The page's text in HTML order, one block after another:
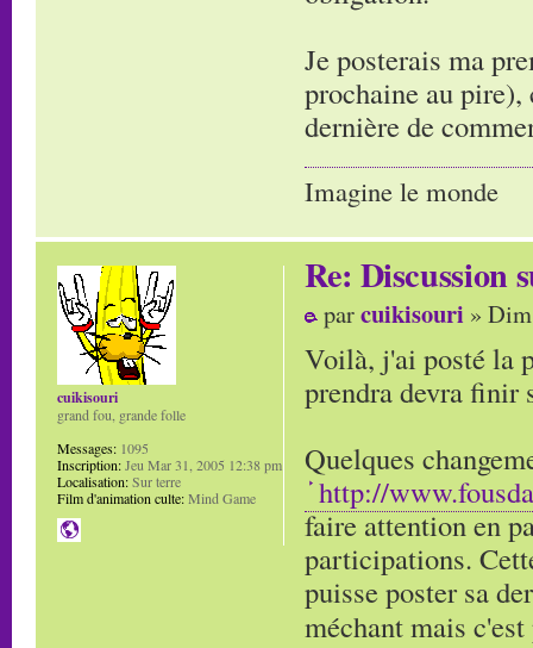
Je posterais ma
prochaine au
dernière de
Imagine le monde
Re: Discussion
parcuikisouri »
Voilà, j'ai posté la
prendra devra finir
Quelques
http://
faire attention en
participations.
puisse poster sa
méchant mais
cuikisouri
grand fou, grande folle
Messages: 1095
Inscription:Jeu Mar 31, 2005 12:38 pm
Localisation:Sur terre
Film d'animation culte:Mind Game